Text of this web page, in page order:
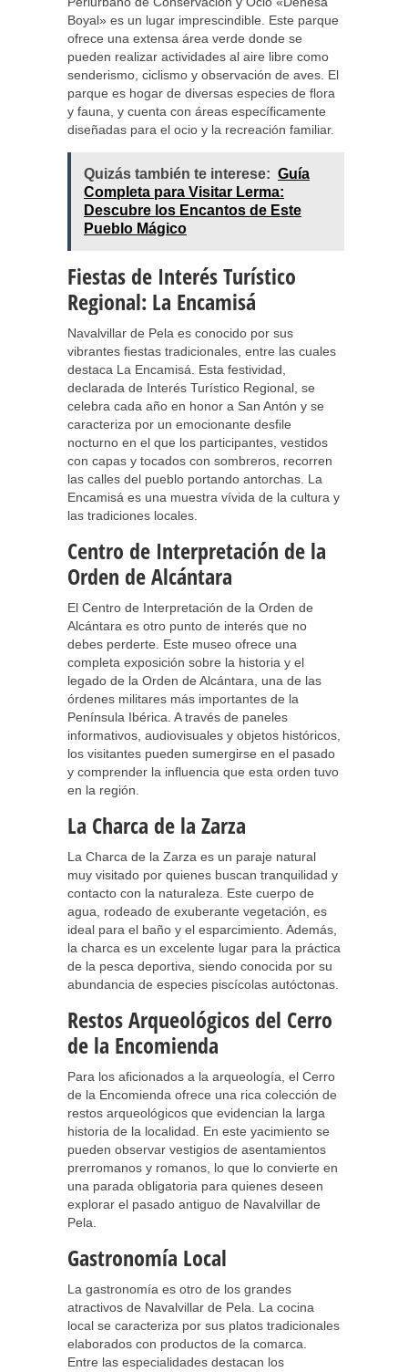
Boyal» es un lugar imprescindible. Este parque
ofrece una extensa área verde donde se
pueden realizar actividades al aire libre como
senderismo, ciclismo y observación de aves. El
parque es hogar de diversas especies de flora
y fauna, y cuenta con áreas específicamente
diseñadas para el ocio y la recreación familiar.
Quizás también te interese: Guía
Completa para Visitar Lerma:
Descubre los Encantos de Este
Pueblo Mágico
Fiestas de Interés Turístico
Regional: La Encamisá
Navalvillar de Pela es conocido por sus
vibrantes fiestas tradicionales, entre las cuales
destaca La Encamisá. Esta festividad,
declarada de Interés Turístico Regional, se
celebra cada año en honor a San Antón y se
caracteriza por un emocionante desfile
nocturno en el que los participantes, vestidos
con capas y tocados con sombreros, recorren
las calles del pueblo portando antorchas. La
Encamisá es una muestra vívida de la cultura y
las tradiciones locales.
Centro de Interpretación de la
Orden de Alcántara
El Centro de Interpretación de la Orden de
Alcántara es otro punto de interés que no
debes perderte. Este museo ofrece una
completa exposición sobre la historia y el
legado de la Orden de Alcántara, una de las
órdenes militares más importantes de la
Península Ibérica. A través de paneles
informativos, audiovisuales y objetos históricos,
los visitantes pueden sumergirse en el pasado
y comprender la influencia que esta orden tuvo
en la región.
La Charca de la Zarza
La Charca de la Zarza es un paraje natural
muy visitado por quienes buscan tranquilidad y
contacto con la naturaleza. Este cuerpo de
agua, rodeado de exuberante vegetación, es
ideal para el baño y el esparcimiento. Además,
la charca es un excelente lugar para la práctica
de la pesca deportiva, siendo conocida por su
abundancia de especies piscícolas autóctonas.
Restos Arqueológicos del Cerro
de la Encomienda
Para los aficionados a la arqueología, el Cerro
de la Encomienda ofrece una rica colección de
restos arqueológicos que evidencian la larga
historia de la localidad. En este yacimiento se
pueden observar vestigios de asentamientos
prerromanos y romanos, lo que lo convierte en
una parada obligatoria para quienes deseen
explorar el pasado antiguo de Navalvillar de
Pela.
Gastronomía Local
La gastronomía es otro de los grandes
atractivos de Navalvillar de Pela. La cocina
local se caracteriza por sus platos tradicionales
elaborados con productos de la comarca.
Entre las especialidades destacan los